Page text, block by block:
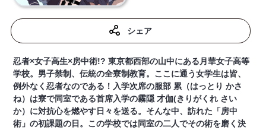
シェア
忍者×女子高生×房中術!? 東京都西部の山中にある月華女子高等
学校。男子禁制、伝統の全寮制教育。ここに通う女学生は皆、
例外なく忍者なのである！入学次席の服部 累（はっとり かさ
ね）は寮で同室である首席入学の霧隠 才伽(きりがくれ さい
か）に対抗心を燃やす日々を送る。そんな中、訪れた「房中
術」の初課題の日。この学校では同室の二人でその術を磨く決